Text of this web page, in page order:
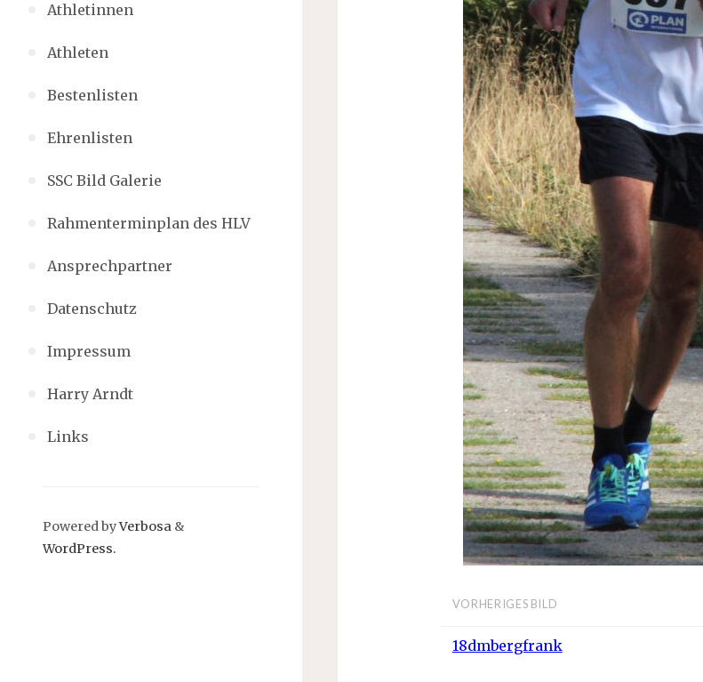
Athletinnen
Athleten
Bestenlisten
Ehrenlisten
SSC Bild Galerie
Rahmenterminplan des HLV
Ansprechpartner
Datenschutz
Impressum
Harry Arndt
Links
Powered byVerbosa &
WordPress.
VORHERIGES BILD
18dmbergfrank